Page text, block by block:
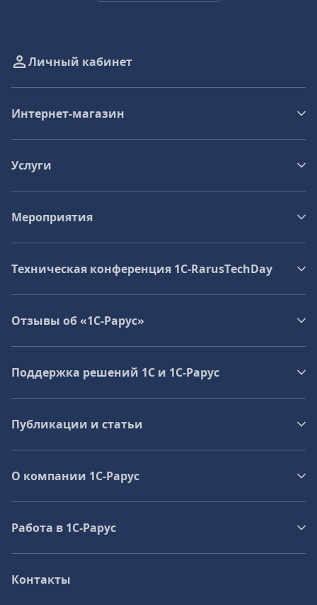
Личный кабинет
Интернет-магазин
Услуги
Мероприятия
Техническая конференция 1C‑RarusTechDay
Отзывы об «1С-Рарус»
Поддержка решений 1С и 1С‑Рарус
Публикации и статьи
О компании 1C-Рарус
Работа в 1С‑Рарус
Контакты